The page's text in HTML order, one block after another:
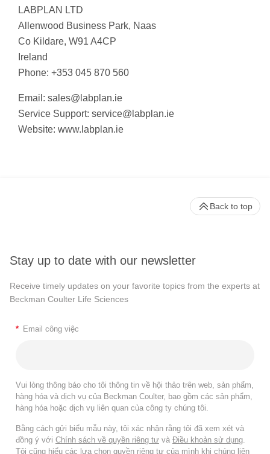
LABPLAN LTD
Allenwood Business Park, Naas
Co Kildare, W91 A4CP
Ireland
Phone: +353 045 870 560
Email: sales@labplan.ie
Service Support: service@labplan.ie
Website: www.labplan.ie
Stay up to date with our newsletter
Receive timely updates on your favorite topics from the experts at
Beckman Coulter Life Sciences
* Email công việc
Vui lòng thông báo cho tôi thông tin về hội thảo trên web, sản phẩm,
hàng hóa và dịch vụ của Beckman Coulter, bao gồm các sản phẩm,
hàng hóa hoặc dịch vụ liên quan của công ty chúng tôi.
Bằng cách gửi biểu mẫu này, tôi xác nhận rằng tôi đã xem xét và
đồng ý với Chính sách về quyền riêng tư và Điều khoản sử dụng
Tôi cũng hiểu các lựa chọn quyền riêng tư của mình khi chúng liên
Back to top